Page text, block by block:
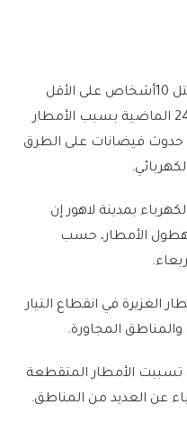
وأفادت السلطات الباكستانية بمقتل 10أشخاص على الأقل
وإصابة 92 آخرين، خلال الساعات الـ24 الماضية بسبب الأمطار
حدوث فيضانات على الطرق
بمدينة لاهور إن
هطول الأمطار، حسب
الغزيرة في انقطاع التيار
المجاورة.
تسببت الأمطار المتقطعة
عن العديد من المناطق.